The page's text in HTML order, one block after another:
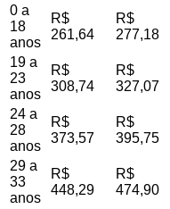
0 a
18
anos
R$
261,64
R$
277,18
19 a
23
anos
R$
308,74
R$
327,07
24 a
28
anos
R$
373,57
R$
395,75
29 a
33
anos
R$
448,29
R$
474,90